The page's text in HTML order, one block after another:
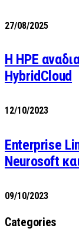
27/08/2025
H HPE
HybridCloud
12/10/2023
Enterprise
Neurosoft
09/10/2023
Categories